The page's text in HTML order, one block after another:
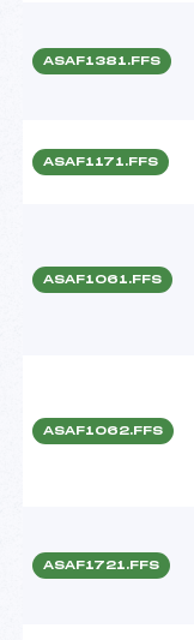
ASAF1381.FFS
ASAF1171.FFS
ASAF1061.FFS
ASAF1062.FFS
ASAF1721.FFS